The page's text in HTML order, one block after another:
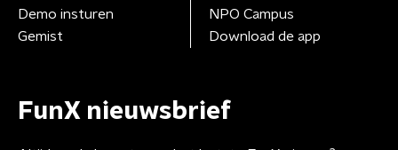
Demo insturen
Gemist
NPO Campus
Download de app
FunX nieuwsbrief